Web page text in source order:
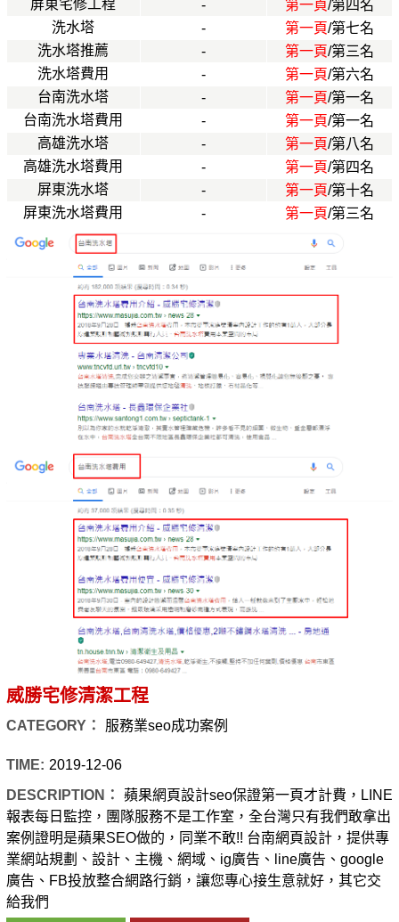
屏東宅修工程
- 第一頁/第四名
洗水塔
- 第一頁/第七名
洗水塔推薦
- 第一頁/第三名
洗水塔費用
- 第一頁/第六名
台南洗水塔
- 第一頁/第一名
台南洗水塔費用
- 第一頁/第一名
高雄洗水塔
- 第一頁/第八名
高雄洗水塔費用
- 第一頁/第四名
屏東洗水塔
- 第一頁/第十名
屏東洗水塔費用
- 第一頁/第三名
威勝宅修清潔工程
CATEGORY： 服務業seo成功案例
TIME: 2019-12-06
DESCRIPTION：
蘋果網頁設計seo保證第一頁才計費，LINE
報表每日監控，團隊服務不是工作室，全台灣只有我們敢拿出
案例證明是蘋果SEO做的，同業不敢!! 台南網頁設計，提供專
業網站規劃、設計、主機、網域、ig廣告、line廣告、google
廣告、FB投放整合網路行銷，讓您專心接生意就好，其它交
給我們